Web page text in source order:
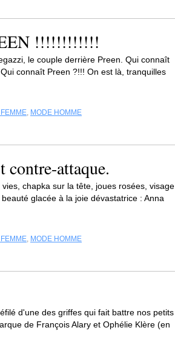
!!!!!!!!!!!!
le couple derrière Preen. Qui connaît
connaît Preen ?!!! On est là, tranquilles
, MODE HOMME
contre-attaque.
chapka sur la tête, joues rosées, visage
glacée à la joie dévastatrice : Anna
, MODE HOMME
d'une des griffes qui fait battre nos petits
de François Alary et Ophélie Klère (en